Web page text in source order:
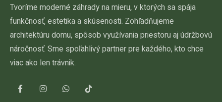
Tvoríme moderné záhrady na mieru, v ktorých sa spája
funkčnosť, estetika a skúsenosti. Zohľadňujeme
architektúru domu, spôsob využívania priestoru aj údržbovú
náročnosť. Sme spoľahlivý partner pre každého, kto chce
viac ako len trávnik.